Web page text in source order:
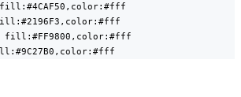
fill:#FF9800,color:#fff